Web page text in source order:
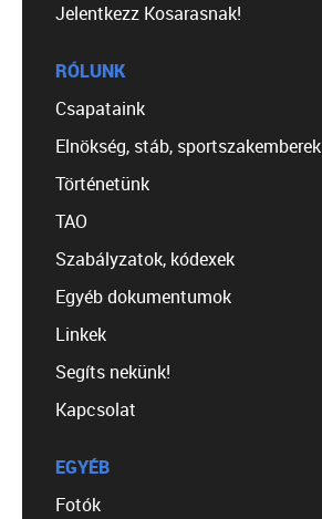
Jelentkezz Kosarasnak!
RÓLUNK
Csapataink
Elnökség, stáb, sportszakemberek
Történetünk
TAO
Szabályzatok, kódexek
Egyéb dokumentumok
Linkek
Segíts nekünk!
Kapcsolat
EGYÉB
Fotók